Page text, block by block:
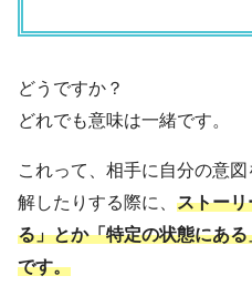
どうですか？
どれでも意味は一緒です。
これって、相手に自分の意
解したりする際に、 ストーリ
る」とか「特定の状態にあ
です。